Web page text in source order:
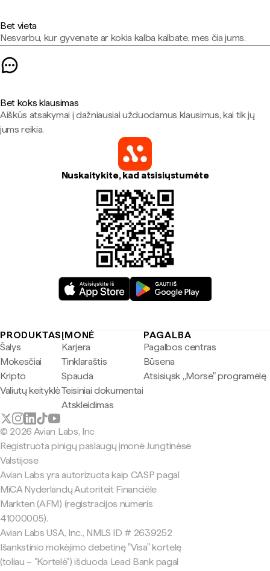
Bet vieta
Nesvarbu, kur gyvenate ar kokia kalba kalbate, mes čia jums.
Bet koks klausimas
Aiškūs atsakymai į dažniausiai užduodamus klausimus, kai tik jų
jums reikia.
Nuskaitykite, kad atsisiųstumėte
PRODUKTAS
Šalys
Mokesčiai
Kripto
Valiutų keityklė
ĮMONĖ
Karjera
Tinklaraštis
Spauda
Teisiniai dokumentai
Atskleidimas
PAGALBA
Pagalbos centras
Būsena
Atsisiųsk „Morse" programėlę
© 2026 Avian Labs, Inc
Registruota pinigų paslaugų įmonė Jungtinėse
Valstijose
Avian Labs yra autorizuota kaip CASP pagal
MiCA Nyderlandų Autoriteit Financiële
Markten (AFM) (registracijos numeris
41000005).
Avian Labs USA, Inc., NMLS ID # 2639252
Išankstinio mokėjimo debetinę "Visa" kortelę
(toliau – "Kortelė") išduoda Lead Bank pagal